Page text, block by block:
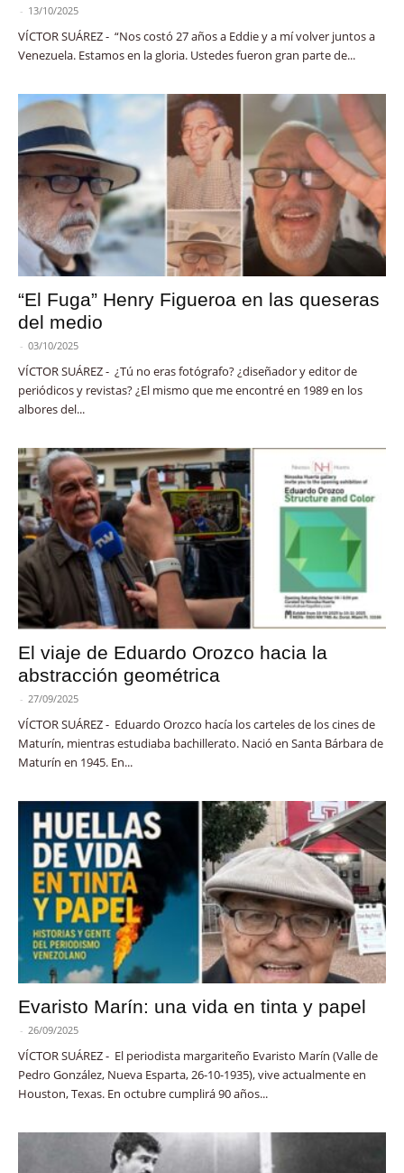
- 13/10/2025
VÍCTOR SUÁREZ - “Nos costó 27 años a Eddie y a mí volver juntos a
Venezuela. Estamos en la gloria. Ustedes fueron gran parte de...
“El Fuga” Henry Figueroa en las queseras
del medio
- 03/10/2025
VÍCTOR SUÁREZ - ¿Tú no eras fotógrafo? ¿diseñador y editor de
periódicos y revistas? ¿El mismo que me encontré en 1989 en los
albores del...
El viaje de Eduardo Orozco hacia la
abstracción geométrica
- 27/09/2025
VÍCTOR SUÁREZ - Eduardo Orozco hacía los carteles de los cines de
Maturín, mientras estudiaba bachillerato. Nació en Santa Bárbara de
Maturín en 1945. En...
Evaristo Marín: una vida en tinta y papel
- 26/09/2025
VÍCTOR SUÁREZ - El periodista margariteño Evaristo Marín (Valle de
Pedro González, Nueva Esparta, 26-10-1935), vive actualmente en
Houston, Texas. En octubre cumplirá 90 años...